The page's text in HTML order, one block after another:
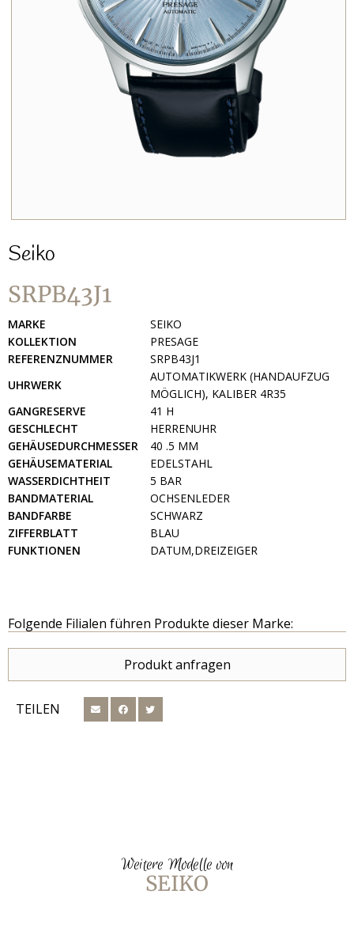
Seiko
SRPB43J1
MARKE
SEIKO
KOLLEKTION
PRESAGE
REFERENZNUMMER
SRPB43J1
UHRWERK
AUTOMATIKWERK (HANDAUFZUG
MÖGLICH), KALIBER 4R35
GANGRESERVE
41 H
GESCHLECHT
HERRENUHR
GEHÄUSEDURCHMESSER
40 .5 MM
GEHÄUSEMATERIAL
EDELSTAHL
WASSERDICHTHEIT
5 BAR
BANDMATERIAL
OCHSENLEDER
BANDFARBE
SCHWARZ
ZIFFERBLATT
BLAU
FUNKTIONEN
DATUM,DREIZEIGER
Folgende Filialen führen Produkte dieser Marke:
Produkt anfragen
TEILEN
Weitere Modelle von
SEIKO